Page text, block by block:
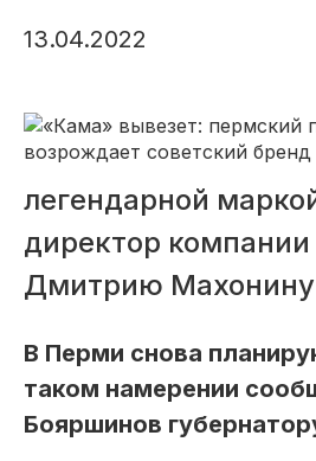
13.04.2022
легендарной
директор
Дмитрию Махонину
В Перми снова
таком намерении
Бояршинов